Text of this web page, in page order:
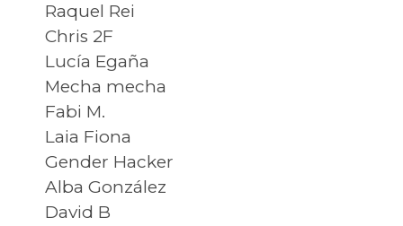
Raquel Rei
Chris 2F
Lucía Egaña
Mecha mecha
Fabi M.
Laia Fiona
Gender Hacker
Alba González
David B